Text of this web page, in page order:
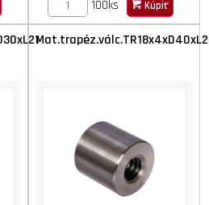
100ks Kúpiť